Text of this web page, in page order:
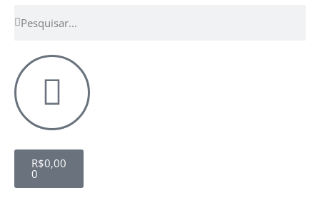
R$0,00
0